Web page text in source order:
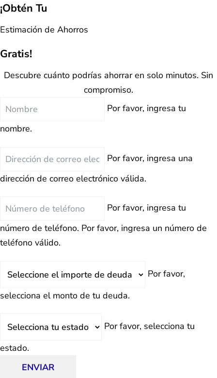
¡Obtén Tu
Estimación de Ahorros
Gratis!
Descubre cuánto podrías ahorrar en solo minutos. Sin
compromiso.
Nombre
Por favor, ingresa tu
nombre.
Correo
Por favor, ingresa una
dirección de correo electrónico válida.
Teléfono
Por favor, ingresa tu
número de teléfono. Por favor, ingresa un número de
teléfono válido.
Por favor,
selecciona el monto de tu deuda.
Por favor, selecciona tu
estado.
ENVIAR